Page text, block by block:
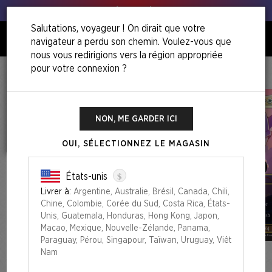
0
Accueil The Sonic Superdrop
Salutations, voyageur ! On dirait que votre
navigateur a perdu son chemin. Voulez-vous que
nous vous redirigions vers la région appropriée
pour votre connexion ?
NON, ME GARDER ICI
OUI, SÉLECTIONNEZ LE MAGASIN
États-unis $
Livrer à: Argentine, Australie, Brésil, Canada, Chili,
Chine, Colombie, Corée du Sud, Costa Rica, États-
Unis, Guatemala, Honduras, Hong Kong, Japon,
Macao, Mexique, Nouvelle-Zélande, Panama,
Paraguay, Pérou, Singapour, Taïwan, Uruguay, Viêt
Nam